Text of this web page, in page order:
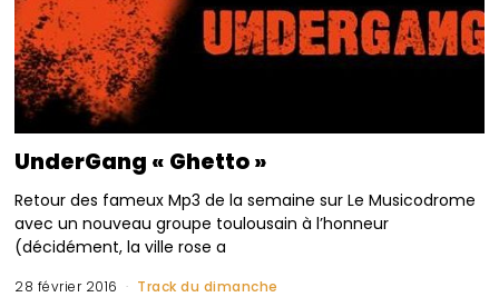
UnderGang « Ghetto »
Retour des fameux Mp3 de la semaine sur Le Musicodrome
avec un nouveau groupe toulousain à l’honneur
(décidément, la ville rose a
28 février 2016 Track du dimanche